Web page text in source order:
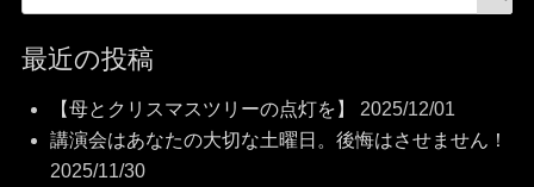
索:
最近の投稿
【母とクリスマスツリーの点灯を】
2025/12/01
講演会はあなたの大切な土曜日。後悔はさせません！
2025/11/30